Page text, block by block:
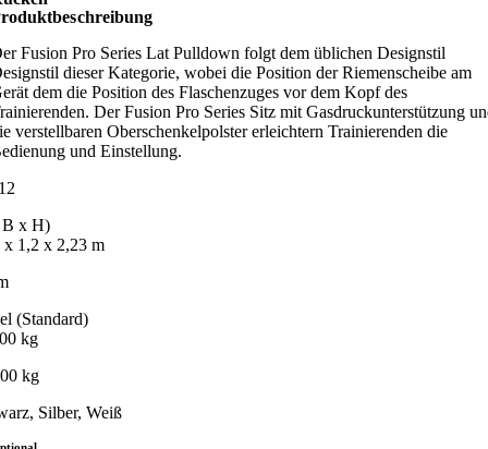
Fusion Pro Series Lat Pulldown folgt dem üblichen Designstil
dieser Kategorie, wobei die Position der Riemenscheibe am
dem die Position des Flaschenzuges vor dem Kopf des
Der Fusion Pro Series Sitz mit Gasdruckunterstützung
verstellbaren Oberschenkelpolster erleichtern Trainierenden die
und Einstellung.
x H)
x 1,2 x 2,23 m
(Standard)
kg
kg
Silber, Weiß